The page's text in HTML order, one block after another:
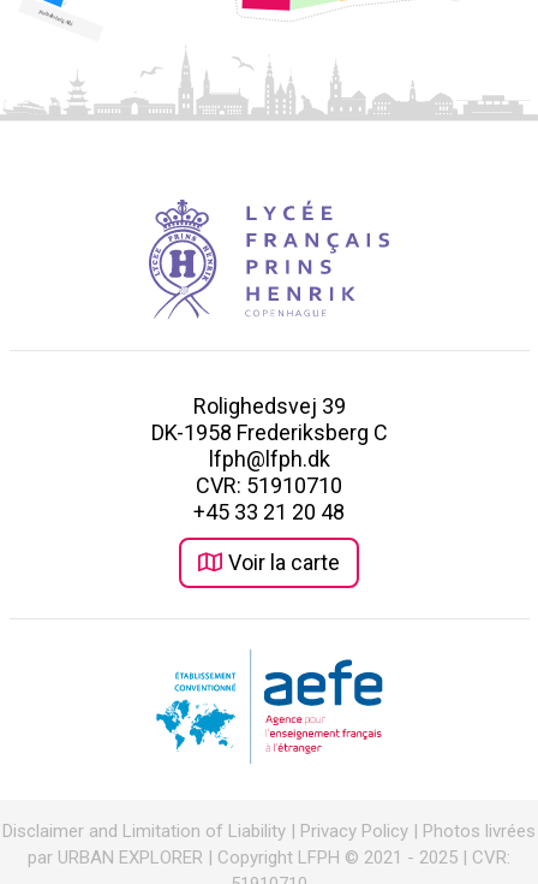
Frederiksberg Allé
Rolighedsvej 39
DK-1958 Frederiksberg C
lfph@lfph.dk
CVR: 51910710
+45 33 21 20 48
Voir la carte
Disclaimer and Limitation of Liability | Privacy Policy | Photos livrées
par URBAN EXPLORER | Copyright LFPH © 2021 - 2025 | CVR: